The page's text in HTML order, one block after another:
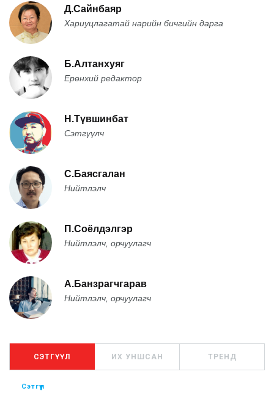
Д.Сайнбаяр
Хариуцлагатай нарийн бичгийн дарга
Б.Алтанхуяг
Ерөнхий редактор
Н.Түвшинбат
Сэтгүүлч
С.Баясгалан
Нийтлэлч
П.Соёлдэлгэр
Нийтлэлч, орчуулагч
А.Банзрагчгарав
Нийтлэлч, орчуулагч
СЭТГҮҮЛ ИХ УНШСАН ТРЕНД
Сэтгүүл